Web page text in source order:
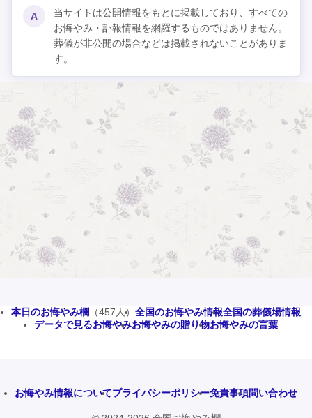
A
当サイトは公開情報をもとに掲載しており、すべての
お悔やみ・訃報情報を網羅するものではありません。
葬儀が非公開の場合などは掲載されないことがありま
す。
本日のお悔やみ欄 （457人） 全国のお悔やみ情報全国の葬儀場情報
データで見るお悔やみお悔やみの贈り物お悔やみの言葉
お悔やみ情報についてプライバシーポリシー免責事項問い合わせ